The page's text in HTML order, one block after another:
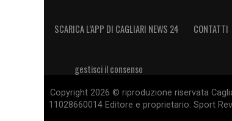
SCARICA L’APP DI CAGLIARI NEWS 24 CONTATTI
gestisci il consenso
Copyright 2026 © riproduzione riservata
11028660014 Editore e proprietario: Sport